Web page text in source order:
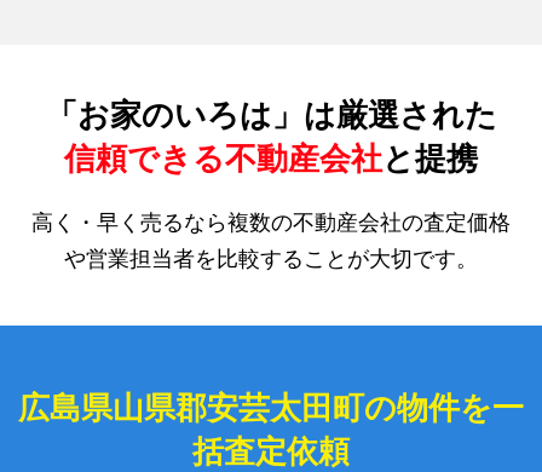
「お家のいろは」は厳選された
信頼できる不動産会社と提携
高く・早く売るなら複数の不動産会社の査定価格
や営業担当者を比較することが大切です。
広島県山県郡安芸太田町の物件を一
括査定依頼